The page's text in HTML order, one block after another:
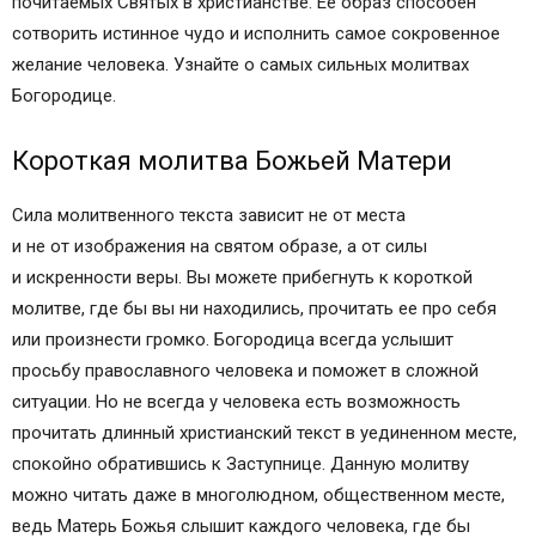
сотворить истинное чудо и исполнить самое сокровенное
желание человека. Узнайте о самых сильных молитвах
Богородице.
Короткая молитва Божьей Матери
Сила молитвенного текста зависит не от места
и не от изображения на святом образе, а от силы
и искренности веры. Вы можете прибегнуть к короткой
молитве, где бы вы ни находились, прочитать ее про себя
или произнести громко. Богородица всегда услышит
просьбу православного человека и поможет в сложной
ситуации. Но не всегда у человека есть возможность
прочитать длинный христианский текст в уединенном месте,
спокойно обратившись к Заступнице. Данную молитву
можно читать даже в многолюдном, общественном месте,
ведь Матерь Божья слышит каждого человека, где бы